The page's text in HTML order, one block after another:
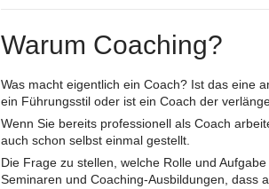
Warum Coaching?
Was macht eigentlich ein Coach? Ist das eine
ein Führungsstil oder ist ein Coach der
Wenn Sie bereits professionell als Coach
auch schon selbst einmal gestellt.
Die Frage zu stellen, welche Rolle und
Seminaren und Coaching-Ausbildungen, dass